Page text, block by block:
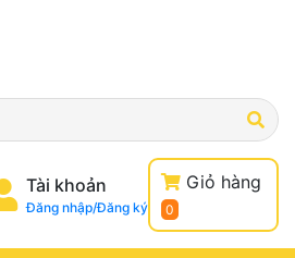
Tài khoản
Đăng nhập/Đăng ký
Giỏ hàng
0